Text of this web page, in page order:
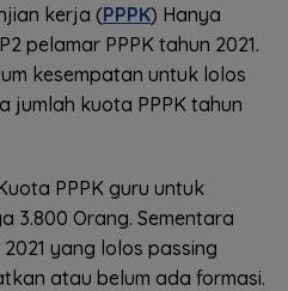
kerja (PPPK) Hanya
pelamar PPPK tahun 2021.
kesempatan untuk lolos
jumlah kuota PPPK tahun
PPPK guru untuk
3.800 Orang. Sementara
yang lolos passing
atau belum ada formasi.